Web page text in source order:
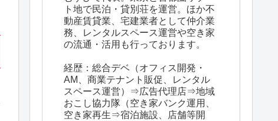
ト地で民泊・貸別荘を運営。ほか不
動産賃貸業、宅建業者として仲介業
務、レンタルスペース運営や空き家
の流通・活用も行っております。
経歴：総合デベ（オフィス開発・
AM、商業テナント販促、レンタル
スペース運営）⇒広告代理店⇒地域
おこし協力隊（空き家バンク運用、
空き家再生⇒宿泊施設、店舗等開